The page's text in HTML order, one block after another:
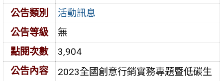
公告類別
活動訊息
公告等級
無
點閱次數
3,904
公告內容
2023全國創意行銷實務專題暨低碳生